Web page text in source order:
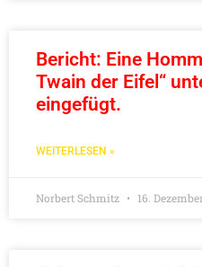
Bericht: Eine
Twain der Eifel“
eingefügt.
WEITERLESEN »
Norbert Schmitz 16.